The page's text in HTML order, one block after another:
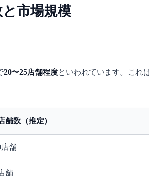
市場規模
20〜25店舗程度といわれています。これ
舗数（推定）
店舗
舗